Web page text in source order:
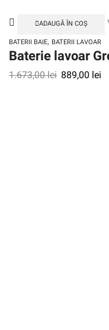
ADAUGĂ ÎN COȘ
BATERII BAIE, BATERII LAVOAR
Baterie lavoar
1.673,00lei 889,00 lei